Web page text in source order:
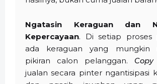
Ngatasin Keraguan dan
Kepercayaan. Di setiap proses
ada keraguan yang mungkin
pikiran calon pelanggan. Copy
jualan secara pinter ngantisipasi